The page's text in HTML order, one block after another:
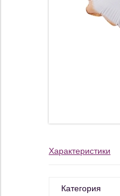
Характеристики
Категория